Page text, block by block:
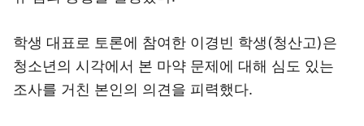
학생 대표로 토론에 참여한 이경빈 학생(청산고)은
청소년의 시각에서 본 마약 문제에 대해 심도 있는
조사를 거친 본인의 의견을 피력했다.